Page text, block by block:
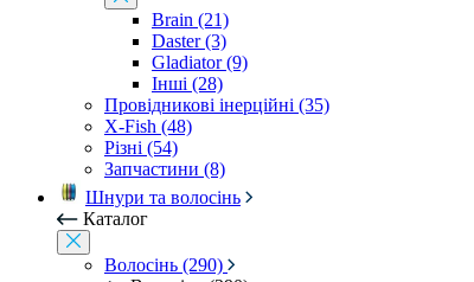
Brain (21)
Daster (3)
Gladiator (9)
Інші (28)
Провідникові інерційні (35)
X-Fish (48)
Різні (54)
Запчастини (8)
Шнури та волосінь
Каталог
Волосінь (290)